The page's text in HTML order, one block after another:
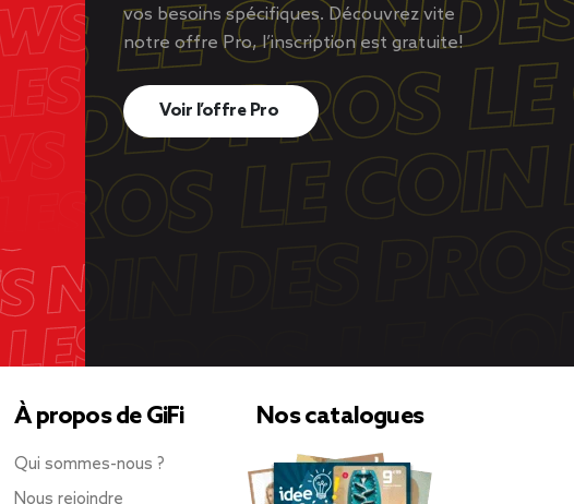
vos besoins spécifiques. Découvrez vite
notre offre Pro, l’inscription est gratuite!
Voir l’offre Pro
À propos de GiFi
Qui sommes-nous ?
Nous rejoindre
Nos catalogues